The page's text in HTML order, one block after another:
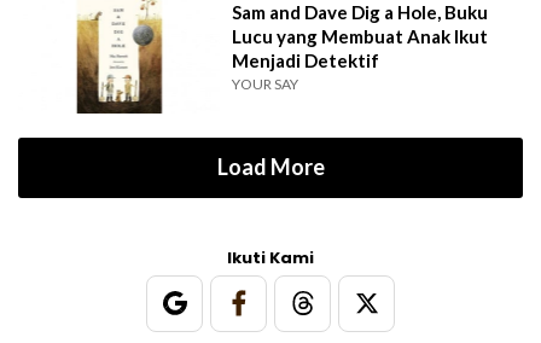
Sam and Dave Dig a Hole, Buku
Lucu yang Membuat Anak Ikut
Menjadi Detektif
YOUR SAY
Load More
Ikuti Kami